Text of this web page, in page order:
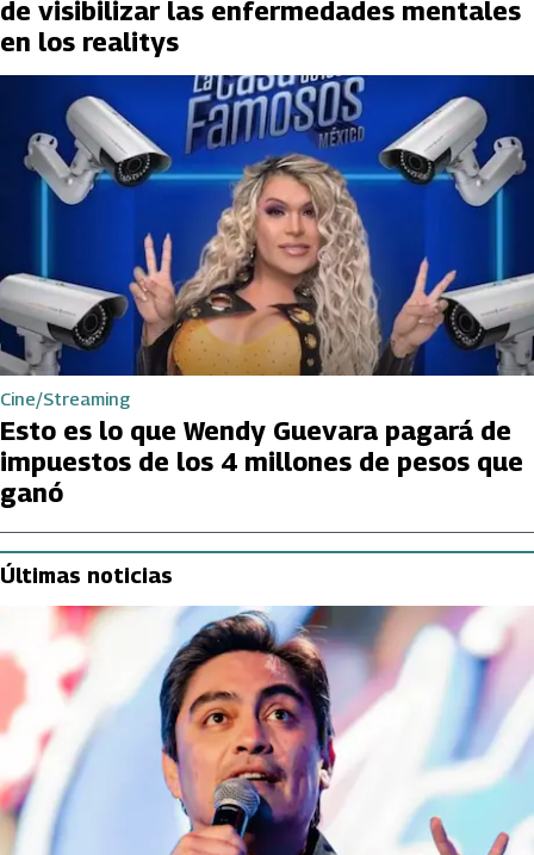
de visibilizar las enfermedades mentales
en los realitys
Cine/Streaming
Esto es lo que Wendy Guevara pagará de
impuestos de los 4 millones de pesos que
ganó
Últimas noticias